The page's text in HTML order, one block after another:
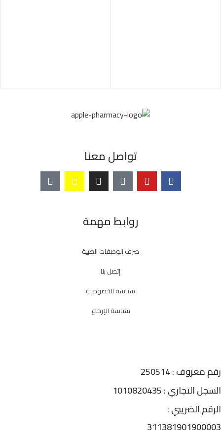
تواصل معنا
روابط مهمة
صرف الوصفات الطبية
إتصل بنا
سياسة الخصوصية
سياسة الإرجاع
رقم معروف : 250514
السجل التجاري : 1010820435
الرقم الضريبي :
311381901900003